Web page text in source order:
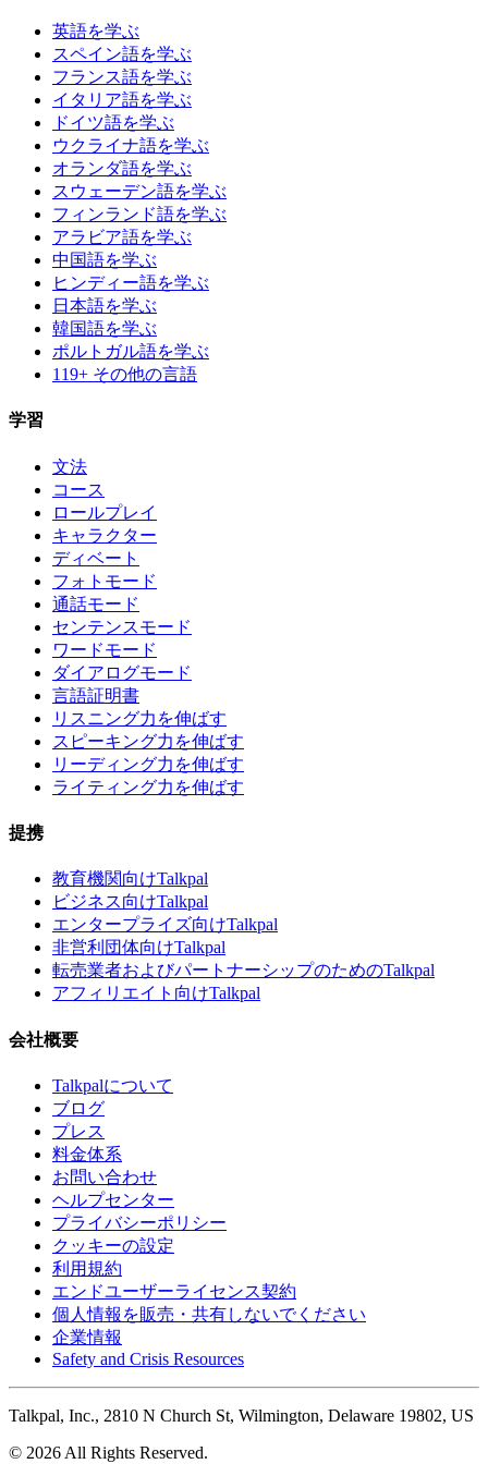
英語を学ぶ
スペイン語を学ぶ
フランス語を学ぶ
イタリア語を学ぶ
ドイツ語を学ぶ
ウクライナ語を学ぶ
オランダ語を学ぶ
スウェーデン語を学ぶ
フィンランド語を学ぶ
アラビア語を学ぶ
中国語を学ぶ
ヒンディー語を学ぶ
日本語を学ぶ
韓国語を学ぶ
ポルトガル語を学ぶ
119+ その他の言語
学習
文法
コース
ロールプレイ
キャラクター
ディベート
フォトモード
通話モード
センテンスモード
ワードモード
ダイアログモード
言語証明書
リスニング力を伸ばす
スピーキング力を伸ばす
リーディング力を伸ばす
ライティング力を伸ばす
提携
教育機関向けTalkpal
ビジネス向けTalkpal
エンタープライズ向けTalkpal
非営利団体向けTalkpal
転売業者およびパートナーシップのためのTalkpal
アフィリエイト向けTalkpal
会社概要
Talkpalについて
ブログ
プレス
料金体系
お問い合わせ
ヘルプセンター
プライバシーポリシー
クッキーの設定
利用規約
エンドユーザーライセンス契約
個人情報を販売・共有しないでください
企業情報
Safety and Crisis Resources
Talkpal, Inc., 2810 N Church St, Wilmington, Delaware 19802, US
© 2026 All Rights Reserved.